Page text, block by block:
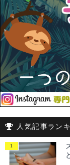
人気記事ラン